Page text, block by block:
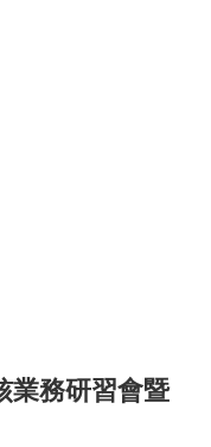
業務研習會暨